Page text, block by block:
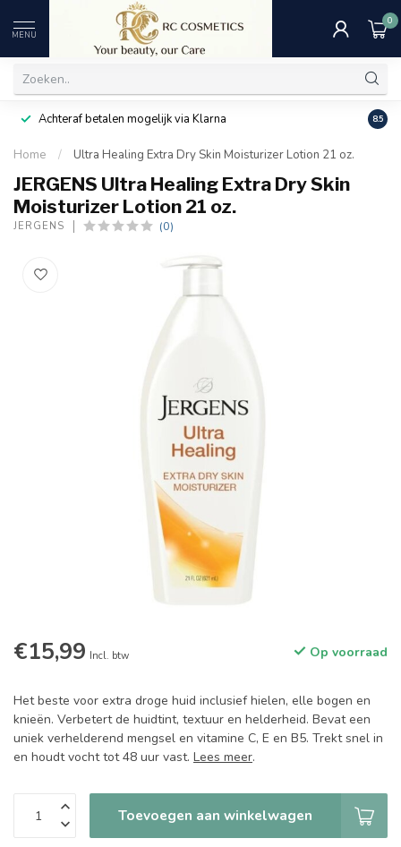
MENU
0
Achteraf betalen mogelijk via Klarna 8.5
Home / Ultra Healing Extra Dry Skin Moisturizer Lotion 21 oz.
JERGENS Ultra Healing Extra Dry Skin
Moisturizer Lotion 21 oz.
JERGENS (0)
€15,99 Incl. btw Op voorraad
Het beste voor extra droge huid inclusief hielen, elle bogen en
knieën. Verbetert de huidtint, textuur en helderheid. Bevat een
uniek verhelderend mengsel en vitamine C, E en B5. Trekt snel in
en houdt vocht tot 48 uur vast. Lees meer.
Toevoegen aan winkelwagen